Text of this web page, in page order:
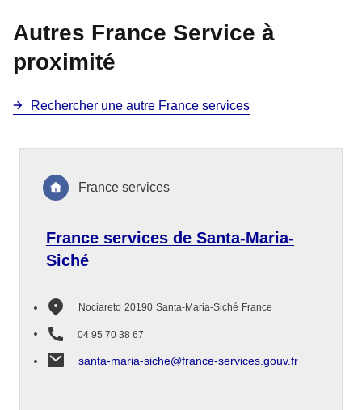
Autres France Service à
proximité
Rechercher une autre France services
France services de Santa-Maria-
Siché
Nociareto 20190 Santa-Maria-Siché France
04 95 70 38 67
santa-maria-siche@france-services.gouv.fr
France services